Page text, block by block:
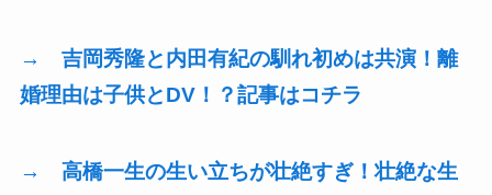
→ 吉岡秀隆と内田有紀の馴れ初めは共演！離
婚理由は子供とDV！？記事はコチラ
→ 高橋一生の生い立ちが壮絶すぎ！壮絶な生